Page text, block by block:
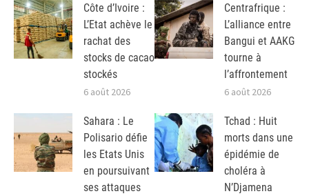
Côte d’Ivoire :
L’Etat achève le
rachat des
stocks de cacao
stockés
6 août 2026
Centrafrique :
L’alliance entre
Bangui et AAKG
tourne à
l’affrontement
6 août 2026
Sahara : Le
Polisario défie
les Etats Unis
en poursuivant
ses attaques
Tchad : Huit
morts dans une
épidémie de
choléra à
N’Djamena